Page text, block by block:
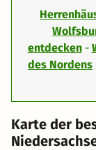
entdecken-
des Nordens
Karte der